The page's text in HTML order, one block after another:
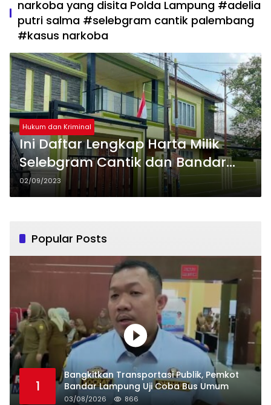
narkoba yang disita Polda Lampung #adelia
putri salma #selebgram cantik palembang
#kasus narkoba
Hukum dan Kriminal
Ini Daftar Lengkap Harta Milik
Selebgram Cantik dan Bandar
Narkoba yang Disita Polda
Lampung
02/09/2023
Popular Posts
1
Bangkitkan Transportasi Publik, Pemkot
Bandar Lampung Uji Coba Bus Umum
03/08/2026 866